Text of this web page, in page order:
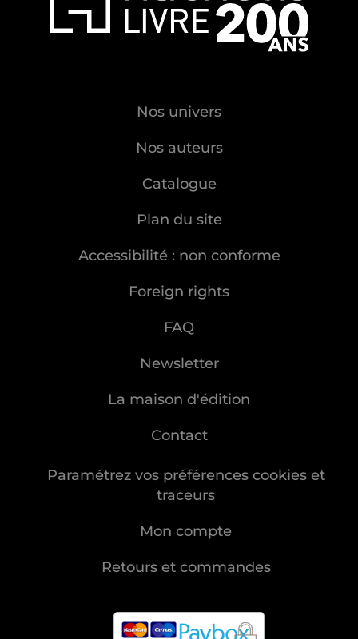
Nos univers
Nos auteurs
Catalogue
Plan du site
Accessibilité : non conforme
Foreign rights
FAQ
Newsletter
La maison d'édition
Contact
Paramétrez vos préférences cookies et
traceurs
Mon compte
Retours et commandes